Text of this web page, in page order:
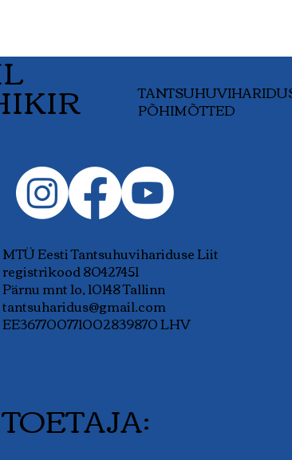
PÕHIMÕTTED
TOETAJA:
MTÜ Eesti Tantsuhuvihariduse Liit
registrikood 80427451
Pärnu mnt 1o, 10148 Tallinn
tantsuharidus@gmail.com
EE367700771002839870 LHV